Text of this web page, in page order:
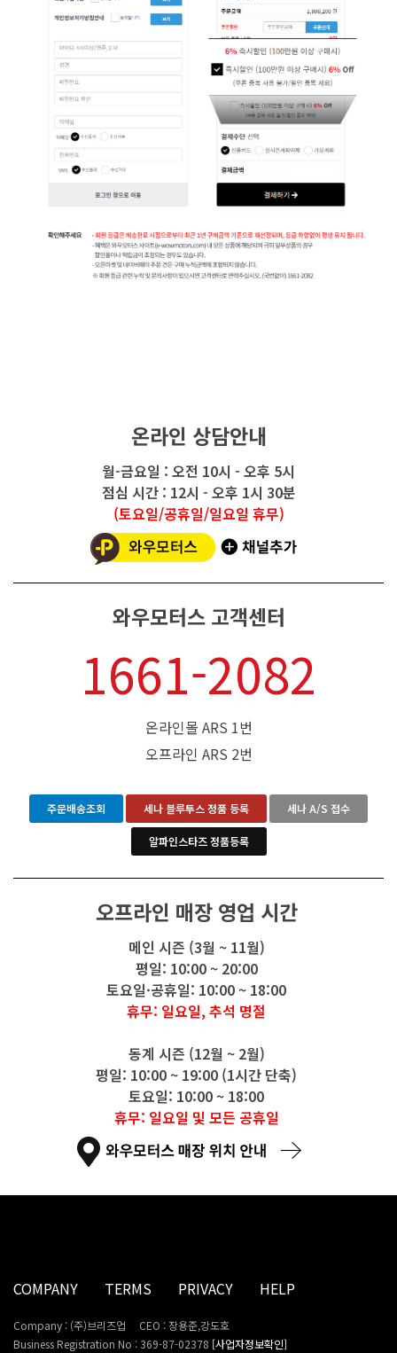
온라인 상담안내
월-금요일 : 오전 10시 - 오후 5시
점심 시간 : 12시 - 오후 1시 30분
(토요일/공휴일/일요일 휴무)
와우모터스 고객센터
1661-2082
온라인몰 ARS 1번
오프라인 ARS 2번
주문배송조회 세나 블루투스 정품 등록 세나 A/S 접수
알파인스타즈 정품등록
오프라인 매장 영업 시간
메인 시즌 (3월 ~ 11월)
평일: 10:00 ~ 20:00
토요일·공휴일: 10:00 ~ 18:00
휴무: 일요일, 추석 명절
동계 시즌 (12월 ~ 2월)
평일: 10:00 ~ 19:00 (1시간 단축)
토요일: 10:00 ~ 18:00
휴무: 일요일 및 모든 공휴일
COMPANY TERMS PRIVACY HELP
Company : (주)브리즈업
CEO : 장용준,강도호
Business Registration No : 369-87-02378 [사업자정보확인]